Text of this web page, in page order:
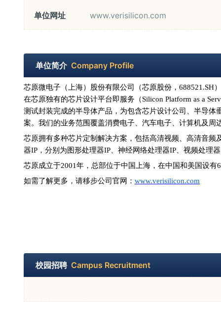
单位网址 www.verisilicon.com
单位简介 Company Profile
芯原微电子（上海）股份有限公司（芯原股份， 688521.SH
在芯原独有的芯片设计平台即服务（Silicon Platform as a
测试封装完成的半导体产品，为包含芯片设计公司、半导
案。我们的业务范围覆盖消费电子、汽车电子、计算机及
芯原拥有多种芯片定制解决方案，包括高清视频、高清音
器IP，分别为图形处理器IP、神经网络处理器IP、视频处理
芯原成立于2001年，总部位于中国上海，在中国和美国设
如需了解更多，请移步公司 官网 ： www.verisilicon.com
校园招聘 Campus Recruitment